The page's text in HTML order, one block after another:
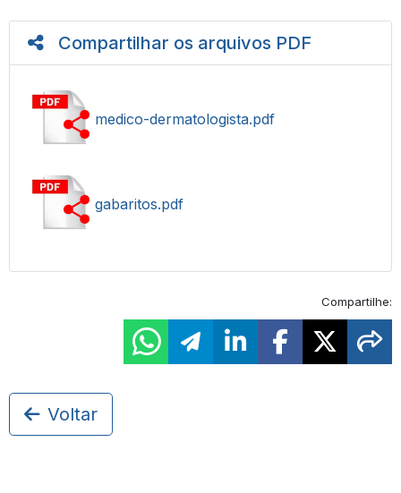
Compartilhar os arquivos PDF
medico-dermatologista.pdf
gabaritos.pdf
Compartilhe:
Voltar